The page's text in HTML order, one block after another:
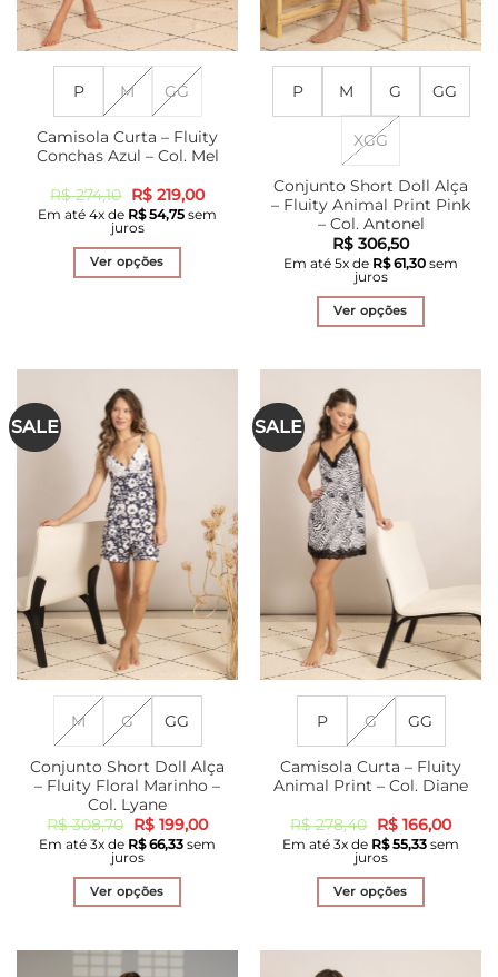
produto
P M GG
Camisola Curta – Fluity
Conchas Azul – Col. Mel
R$274,10 O
preço
original
era:
R$ 274,10.
R$219,00O
preço
atual
Em até 4x de R$54,75 sem
juros
Ver opções
As
opções
podem
ser
escolhidas
na
página
do
produto
P M G GG
XGG
Conjunto Short Doll Alça
– Fluity Animal Print Pink
– Col. Antonel
R$ 306,50
Em até 5x de R$61,30 sem
juros
Ver opções
opções
podem
ser
escolhidas
na
página
do
produto
SALE
M G GG
Conjunto Short Doll Alça
– Fluity Floral Marinho –
Col. Lyane
R$308,70 O
preço
original
era:
R$ 308,70.
R$199,00O
preço
atual
Em até 3x de R$66,33 sem
juros
Ver opções
SALE
P G GG
Camisola Curta – Fluity
Animal Print – Col. Diane
R$278,40 O
preço
original
era:
R$ 278,40.
R$166,00O
preço
atual
Em até 3x de R$55,33 sem
juros
Ver opções